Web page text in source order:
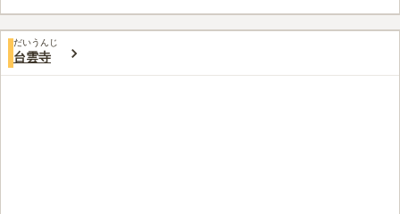
この霊園はまだ誰からも評価されていません。
だいうんじ
台雲寺